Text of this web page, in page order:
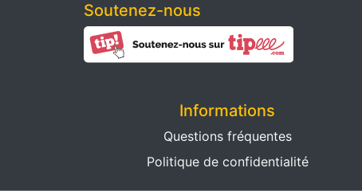
Soutenez-nous
Informations
Questions fréquentes
Politique de confidentialité